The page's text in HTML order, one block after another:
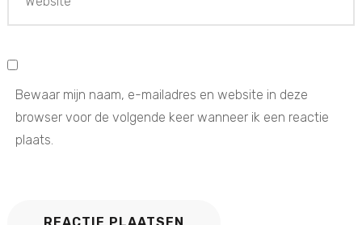
Bewaar mijn naam, e-mailadres en website in deze
browser voor de volgende keer wanneer ik een reactie
plaats.